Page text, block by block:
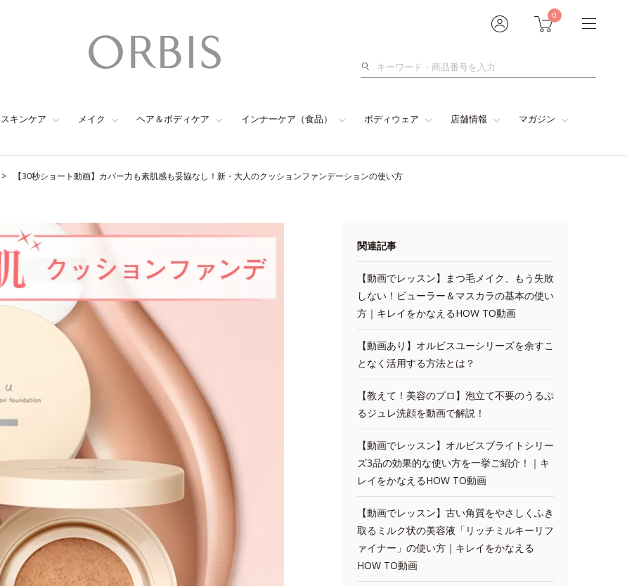
0
検
スキンケア メイク ヘア＆ボディケア インナーケア（食品） ボディウェア 店舗情報 マガジン
【30秒ショート動画】カバー力も素肌感も妥協なし！新・大人のクッションファンデーションの使い方
関連記事
【動画でレッスン】まつ毛メイク、もう失敗
しない！ビューラー＆マスカラの基本の使い
方｜キレイをかなえるHOW TO動画
【動画あり】オルビスユーシリーズを余すこ
となく活用する方法とは？
【教えて！美容のプロ】泡立て不要のうるぷ
るジュレ洗顔を動画で解説！
【動画でレッスン】オルビスブライトシリー
ズ3品の効果的な使い方を一挙ご紹介！｜キ
レイをかなえるHOW TO動画
【動画でレッスン】古い角質をやさしくふき
取るミルク状の美容液「リッチミルキーリフ
ァイナー」の使い方｜キレイをかなえる
HOW TO動画